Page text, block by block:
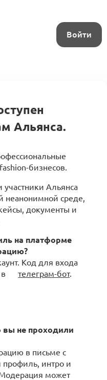
Войти
Альянса.
бизнесов.
Альянса
неанонимной среде,
документы и
на платформе
Код для входа
телеграм-бот.
вы не проходили
в письме с
профиль, интро и
может